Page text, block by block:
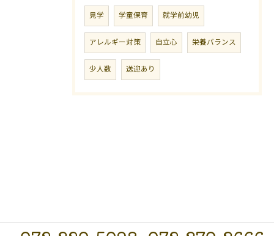
見学 学童保育 就学前幼児
アレルギー対策 自立心 栄養バランス
少人数 送迎あり